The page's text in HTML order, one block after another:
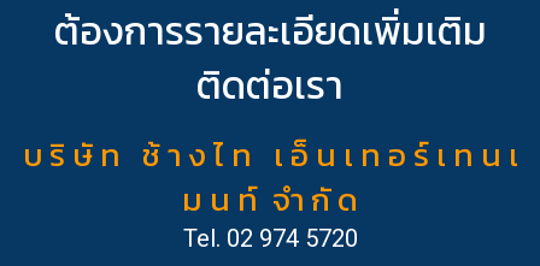
ต้องการรายละเอียดเพิ่มเติม
ติดต่อเรา
บ ริ ษั ท ช้ า ง ไ ท เ อ็ น เ ท อ ร์ เ ท น เ
ม น ท์ จำ กั ด
Tel. 02 974 5720